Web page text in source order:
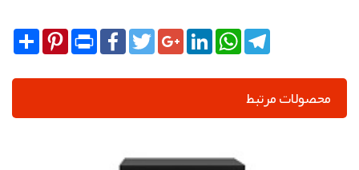
Share PinterestPrint FacebookTwitterGoogle+LinkedInWhatsApp
محصولات مرتبط